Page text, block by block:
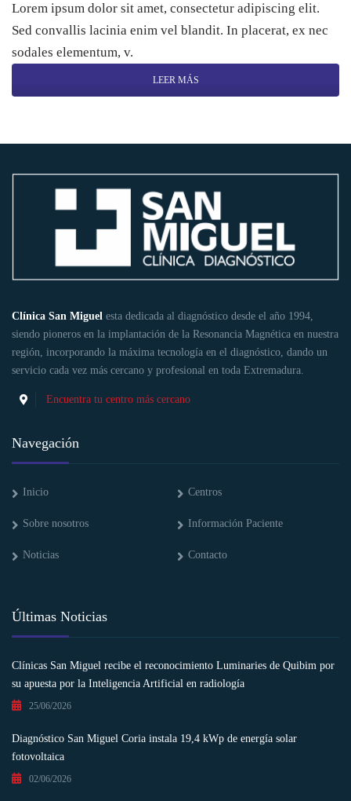
Lorem ipsum dolor sit amet, consectetur adipiscing elit.
Sed convallis lacinia enim vel blandit. In placerat, ex nec
sodales elementum, v.
LEER MÁS
Clínica San Miguel esta dedicada al diagnóstico desde el año 1994,
siendo pioneros en la implantación de la Resonancia Magnética en nuestra
región, incorporando la máxima tecnología en el diagnóstico, dando un
servicio cada vez más cercano y profesional en toda Extremadura.
Encuentra tu centro más cercano
Navegación
Inicio Centros
Sobre nosotros Información Paciente
Noticias Contacto
Últimas Noticias
Clínicas San Miguel recibe el reconocimiento Luminaries de Quibim por
su apuesta por la Inteligencia Artificial en radiología
25/06/2026
Diagnóstico San Miguel Coria instala 19,4 kWp de energía solar
fotovoltaica
02/06/2026